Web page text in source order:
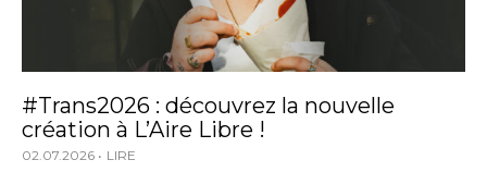
#Trans2026 : découvrez la nouvelle
création à L’Aire Libre !
02.07.2026 LIRE